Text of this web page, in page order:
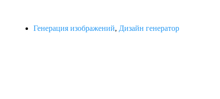
Генерация изображений, Дизайн генератор